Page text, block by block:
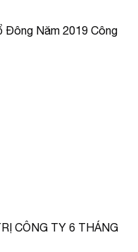
Đông Năm 2019 Công